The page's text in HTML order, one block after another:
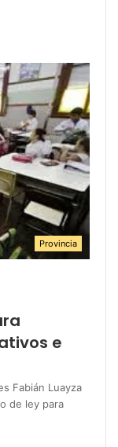
Provincia
e
Fabián Luayza
de ley para